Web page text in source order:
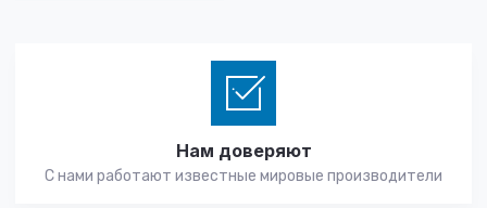
Нам доверяют
С нами работают известные мировые производители